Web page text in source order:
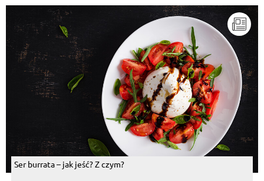
Ser burrata – jak jeść? Z czym?